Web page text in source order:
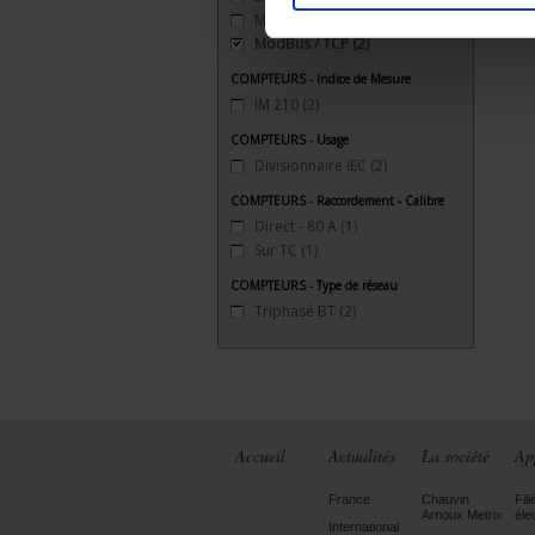
ModBus (RS 485)
ModBus / TCP(2)
COMPTEURS - Indice de Mesure
IM 210 (2)
COMPTEURS - Usage
Divisionnaire IEC (2)
COMPTEURS - Raccordement - Calibre
Direct - 80 A (1)
Sur TC (1)
COMPTEURS - Type de réseau
Triphasé BT (2)
Accueil Actualités
France
International
La société
Chauvin
Arnoux Metrix